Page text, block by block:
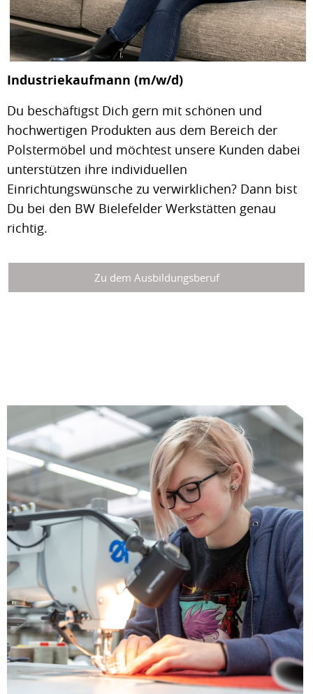
Industriekaufmann (m/w/d)
Du beschäftigst Dich gern mit schönen und
hochwertigen Produkten aus dem Bereich der
Polstermöbel und möchtest unsere Kunden dabei
unterstützen ihre individuellen
Einrichtungswünsche zu verwirklichen? Dann bist
Du bei den BW Bielefelder Werkstätten genau
richtig.
Zu dem Ausbildungsberuf